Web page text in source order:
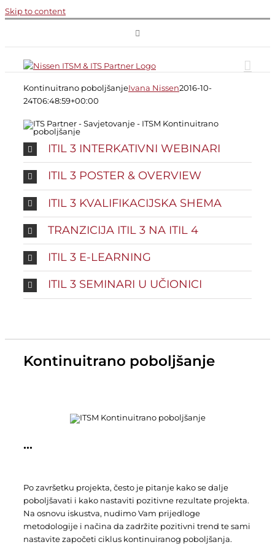
Skip to content
Kontinuitrano poboljšanjeIvana Nissen2016-10-
24T06:48:59+00:00
ITIL 3 INTERKATIVNI WEBINARI
ITIL 3 POSTER & OVERVIEW
ITIL 3 KVALIFIKACIJSKA SHEMA
TRANZICIJA ITIL 3 NA ITIL 4
ITIL 3 E-LEARNING
ITIL 3 SEMINARI U UČIONICI
Kontinuitrano poboljšanje
…
Po završetku projekta, često je pitanje kako se dalje
poboljšavati i kako nastaviti pozitivne rezultate projekta.
Na osnovu iskustva, nudimo Vam prijedloge
metodologije i načina da zadržite pozitivni trend te sami
nastavite započeti ciklus kontinuiranog poboljšanja.